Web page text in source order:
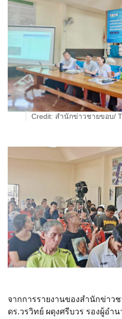
Credit: สำนักข่าวชายขอบ/
จากการรายงานของสำนักข่าวช
ดร.วรวิทย์ ผดุงศรีบวร รองผู้อำ